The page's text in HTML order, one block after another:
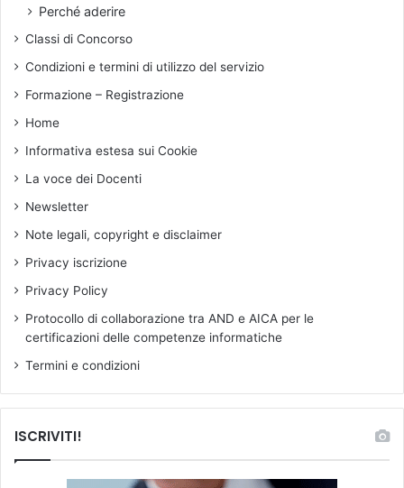
f
o
m
a
i
o
e
Perché aderire
Classi di Concorso
Condizioni e termini di utilizzo del servizio
Formazione – Registrazione
Home
Informativa estesa sui Cookie
La voce dei Docenti
Newsletter
Note legali, copyright e disclaimer
Privacy iscrizione
Privacy Policy
Protocollo di collaborazione tra AND e AICA per le
certificazioni delle competenze informatiche
Termini e condizioni
ISCRIVITI!